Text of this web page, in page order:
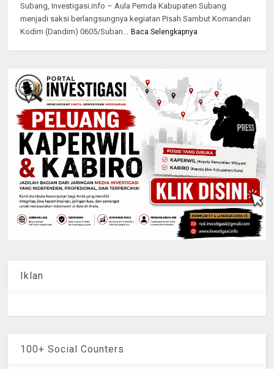
Subang, Investigasi.info – Aula Pemda Kabupaten Subang
menjadi saksi berlangsungnya kegiatan Pisah Sambut Komandan
Kodim (Dandim) 0605/Suban...
Baca Selengkapnya
Iklan
100+ Social Counters